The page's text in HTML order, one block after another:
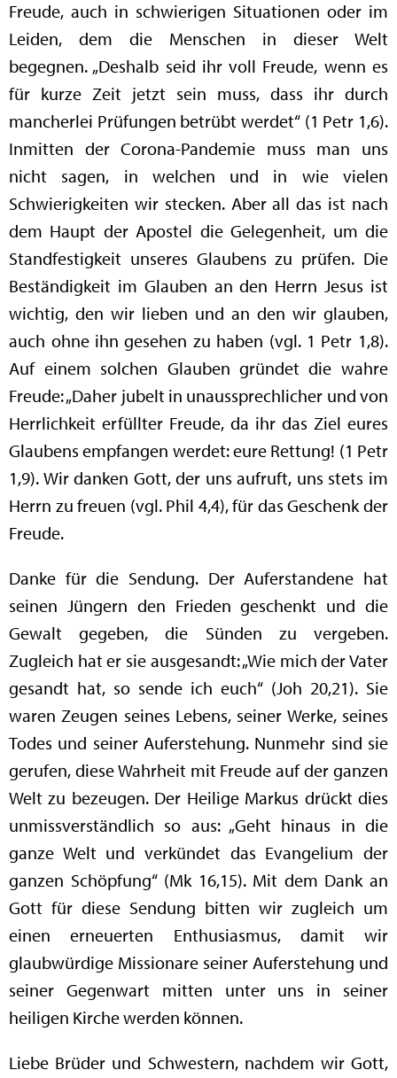
Freude, auch in schwierigen Situationen oder im
Leiden, dem die Menschen in dieser Welt
begegnen. „Deshalb seid ihr voll Freude, wenn es
für kurze Zeit jetzt sein muss, dass ihr durch
mancherlei Prüfungen betrübt werdet“ (1 Petr 1,6).
Inmitten der Corona-Pandemie muss man uns
nicht sagen, in welchen und in wie vielen
Schwierigkeiten wir stecken. Aber all das ist nach
dem Haupt der Apostel die Gelegenheit, um die
Standfestigkeit unseres Glaubens zu prüfen. Die
Beständigkeit im Glauben an den Herrn Jesus ist
wichtig, den wir lieben und an den wir glauben,
auch ohne ihn gesehen zu haben (vgl. 1 Petr 1,8).
Auf einem solchen Glauben gründet die wahre
Freude: „Daher jubelt in unaussprechlicher und von
Herrlichkeit erfüllter Freude, da ihr das Ziel eures
Glaubens empfangen werdet: eure Rettung! (1 Petr
1,9). Wir danken Gott, der uns aufruft, uns stets im
Herrn zu freuen (vgl. Phil 4,4), für das Geschenk der
Freude.
Danke für die Sendung. Der Auferstandene hat
seinen Jüngern den Frieden geschenkt und die
Gewalt gegeben, die Sünden zu vergeben.
Zugleich hat er sie ausgesandt: „Wie mich der Vater
gesandt hat, so sende ich euch“ (Joh 20,21). Sie
waren Zeugen seines Lebens, seiner Werke, seines
Todes und seiner Auferstehung. Nunmehr sind sie
gerufen, diese Wahrheit mit Freude auf der ganzen
Welt zu bezeugen. Der Heilige Markus drückt dies
unmissverständlich so aus: „Geht hinaus in die
ganze Welt und verkündet das Evangelium der
ganzen Schöpfung“ (Mk 16,15). Mit dem Dank an
Gott für diese Sendung bitten wir zugleich um
einen erneuerten Enthusiasmus, damit wir
glaubwürdige Missionare seiner Auferstehung und
seiner Gegenwart mitten unter uns in seiner
heiligen Kirche werden können.
Liebe Brüder und Schwestern, nachdem wir Gott,